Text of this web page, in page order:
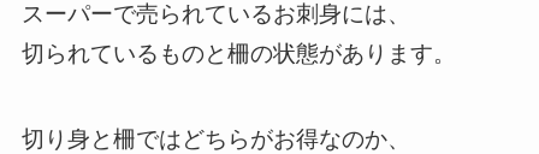
スーパーで売られているお刺身には、
切られているものと柵の状態があります。
切り身と柵ではどちらがお得なのか、